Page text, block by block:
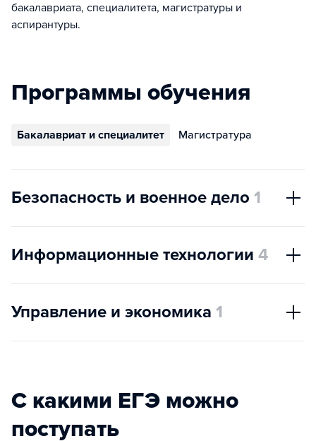
бакалавриата, специалитета, магистратуры и
аспирантуры.
Программы обучения
Бакалавриат и специалитет Магистратура
Безопасность и военное дело 1
Информационные технологии 4
Управление и экономика 1
С какими ЕГЭ можно
поступать